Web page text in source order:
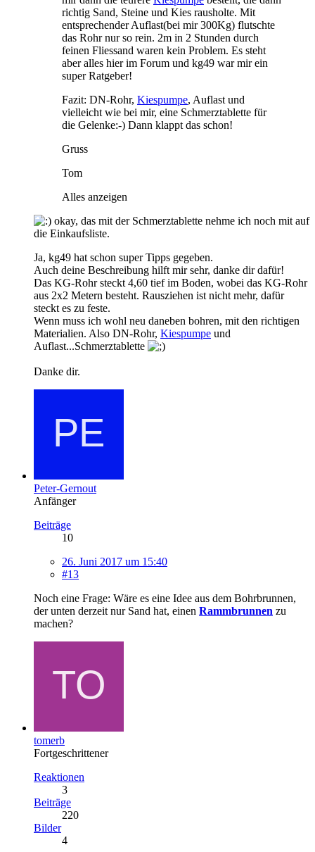
richtig Sand, Steine und Kies rausholte. Mit
entsprechender Auflast(bei mir 300Kg) flutschte
das Rohr nur so rein. 2m in 2 Stunden durch
feinen Fliessand waren kein Problem. Es steht
aber alles hier im Forum und kg49 war mir ein
super Ratgeber!
Fazit: DN-Rohr, Kiespumpe, Auflast und
vielleicht wie bei mir, eine Schmerztablette für
die Gelenke:-) Dann klappt das schon!
Gruss
Tom
Alles anzeigen
okay, das mit der Schmerztablette nehme ich noch mit auf
die Einkaufsliste.
Ja, kg49 hat schon super Tipps gegeben.
Auch deine Beschreibung hilft mir sehr, danke dir dafür!
Das KG-Rohr steckt 4,60 tief im Boden, wobei das KG-Rohr
aus 2x2 Metern besteht. Rausziehen ist nicht mehr, dafür
steckt es zu feste.
Wenn muss ich wohl neu daneben bohren, mit den richtigen
Materialien. Also DN-Rohr, Kiespumpe und
Auflast...Schmerztablette
Danke dir.
Peter-Gernout
Anfänger
Beiträge
10
26. Juni 2017 um 15:40
#13
Noch eine Frage: Wäre es eine Idee aus dem Bohrbrunnen,
der unten derzeit nur Sand hat, einen Rammbrunnen zu
machen?
tomerb
Fortgeschrittener
Reaktionen
3
Beiträge
220
Bilder
4